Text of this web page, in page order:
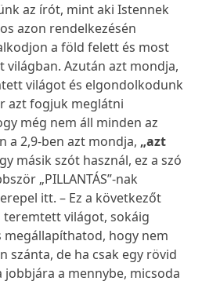
az írót, mint aki Istennek
azon rendelkezésén
a föld felett és most
Azután azt mondja,
világot és elgondolkodunk
azt fogjuk meglátni
még nem áll minden az
a 2,9-ben azt mondja, „azt
másik szót használ, ez a szó
„PILLANTÁS”-nak
itt. – Ez a következőt
teremtett világot, sokáig
megállapíthatod, hogy nem
szánta, de ha csak egy rövid
jobbjára a mennybe, micsoda